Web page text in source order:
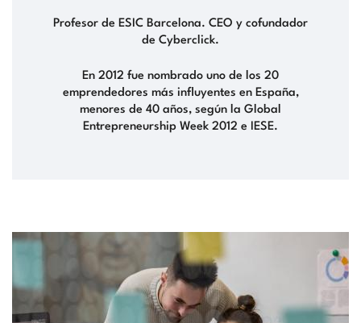
Profesor de ESIC Barcelona. CEO y cofundador
de Cyberclick.
En 2012 fue nombrado uno de los 20
emprendedores más influyentes en España,
menores de 40 años, según la Global
Entrepreneurship Week 2012 e IESE.